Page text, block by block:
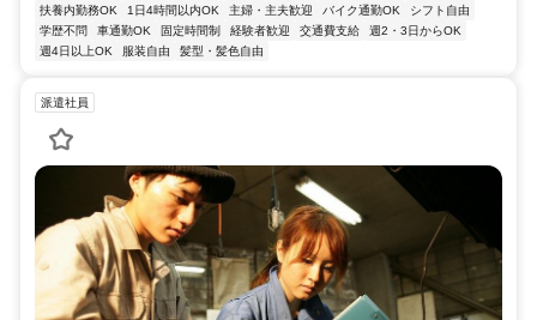
扶養内勤務OK 1日4時間以内OK 主婦・主夫歓迎 バイク通勤OK
シフト自由
学歴不問
車通勤OK 固定時間制 経験者歓迎 交通費支給
週2・3日からOK
週4日以上OK
服装自由 髪型・髪色自由
派遣社員